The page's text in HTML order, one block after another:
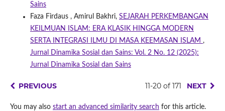
Sains
Faza Firdaus , Amirul Bakhri, SEJARAH PERKEMBANGAN
KEILMUAN ISLAM: ERA KLASIK HINGGA MODERN
SERTA INTEGRASI ILMU DI MASA KEEMASAN ISLAM ,
Jurnal Dinamika Sosial dan Sains: Vol. 2 No. 12 (2025):
Jurnal Dinamika Sosial dan Sains
PREVIOUS 11-20 of 171 NEXT
You may also start an advanced similarity search for this article.